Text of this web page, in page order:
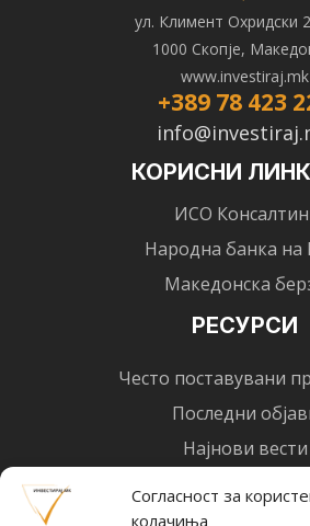
Согласност за
колачиња
ул. Климент Охридски
1000 Скопје,
www.investiraj.mk
+389 78 423
КОРИСНИ
ИСО
Народна банка
Македонска
РЕСУРСИ
Често поставувани
Последни
Најнови вести